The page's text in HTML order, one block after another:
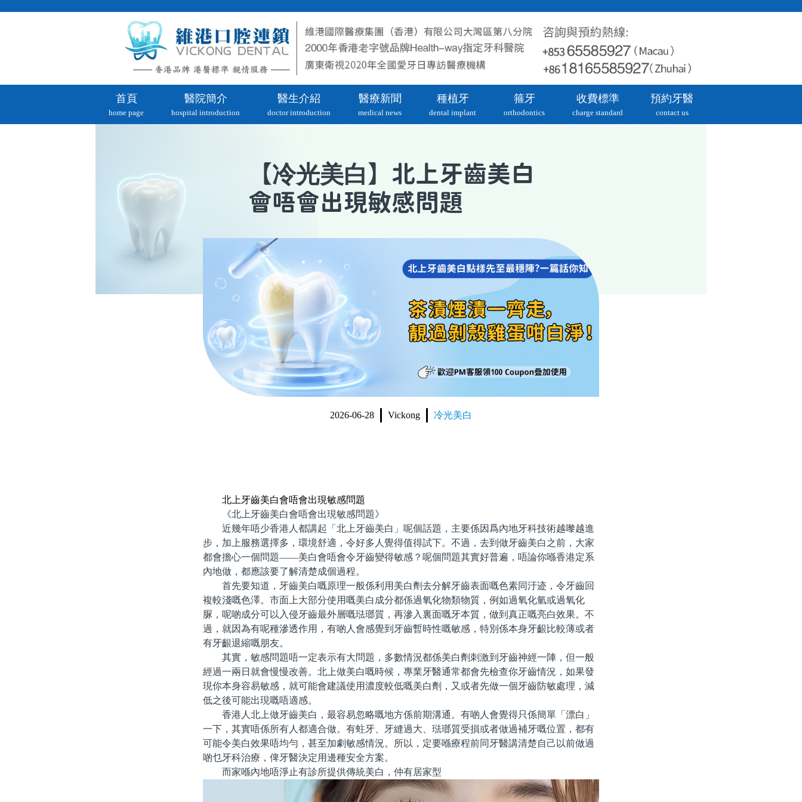
首頁
home page
醫院簡介
hospital introduction
醫生介紹
doctor introduction
醫療新聞
medical news
種植牙
dental implant
箍牙
orthodontics
收費標準
charge standard
預約牙醫
contact us
【冷光美白 】北上牙齒美白
會唔會出現敏感問題
2026-06-28 Vickong 冷光美白
北上牙齒美白會唔會出現敏感問題
《北上牙齒美白會唔會出現敏感問題》
近幾年唔少香港人都講起「北上牙齒美白」呢個話題，主要係因爲內地牙科技術越嚟越進
步，加上服務選擇多，環境舒適，令好多人覺得值得試下。不過，去到做牙齒美白之前，大家
都會擔心一個問題——美白會唔會令牙齒變得敏感？呢個問題其實好普遍，唔論你喺香港定系
內地做，都應該要了解清楚成個過程。
首先要知道，牙齒美白嘅原理一般係利用美白劑去分解牙齒表面嘅色素同汙迹，令牙齒回
複較淺嘅色澤。市面上大部分使用嘅美白成分都係過氧化物類物質，例如過氧化氫或過氧化
脲，呢啲成分可以入侵牙齒最外層嘅琺瑯質，再滲入裏面嘅牙本質，做到真正嘅亮白效果。不
過，就因為有呢種滲透作用，有啲人會感覺到牙齒暫時性嘅敏感，特別係本身牙齦比較薄或者
有牙齦退縮嘅朋友。
其實，敏感問題唔一定表示有大問題，多數情況都係美白劑刺激到牙齒神經一陣，但一般
經過一兩日就會慢慢改善。北上做美白嘅時候，專業牙醫通常都會先檢查你牙齒情況，如果發
現你本身容易敏感，就可能會建議使用濃度較低嘅美白劑，又或者先做一個牙齒防敏處理，減
低之後可能出現嘅唔適感。
香港人北上做牙齒美白，最容易忽略嘅地方係前期溝通。有啲人會覺得只係簡單「漂白」
一下，其實唔係所有人都適合做。有蛀牙、牙縫過大、琺瑯質受損或者做過補牙嘅位置，都有
可能令美白效果唔均勻，甚至加劇敏感情況。所以，定要喺療程前同牙醫講清楚自己以前做過
啲乜牙科治療，俾牙醫決定用邊種安全方案。
而家喺內地唔淨止有診所提供傳統美白，仲有居家型